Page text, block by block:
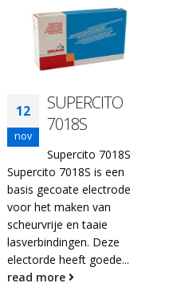
12
nov
SUPERCITO
7018S
Supercito 7018S
Supercito 7018S is een
basis gecoate electrode
voor het maken van
scheurvrije en taaie
lasverbindingen. Deze
electorde heeft goede...
read more